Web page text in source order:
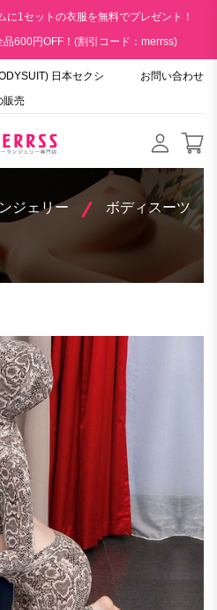
1セットの衣服を無料でプレゼント！
600円OFF！(割引コード：merrss)
日本セクシ
販売
お問い合わせ
ジェリー ボディスーツ